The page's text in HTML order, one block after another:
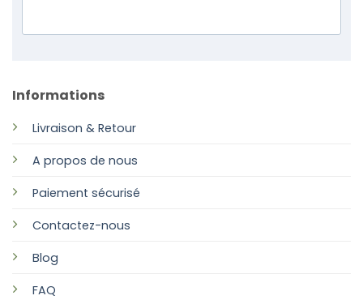
Informations
Livraison & Retour
A propos de nous
Paiement sécurisé
Contactez-nous
Blog
FAQ